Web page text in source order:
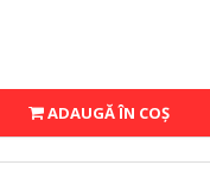
ADAUGĂ ÎN COŞ